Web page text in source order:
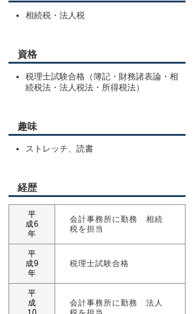
相続税・法人税
資格
税理士試験合格（簿記・財務諸表論・相
続税法・法人税法・所得税法）
趣味
ストレッチ、読書
経歴
平
成6
年
会計事務所に勤務 相続
税を担当
平
成9
年
税理士試験合格
平
成
会計事務所に勤務 法人